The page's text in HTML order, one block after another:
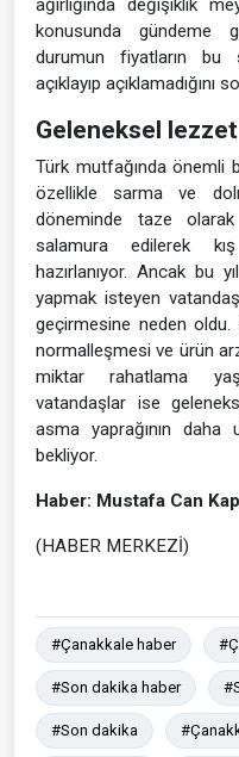
ağırlığında değişiklik
konusunda gündeme
durumun fiyatların bu
açıklayıp açıklamadığını
Geleneksel lezzet
Türk mutfağında önemli
özellikle sarma ve
döneminde taze
salamura edilerek
hazırlanıyor. Ancak bu
yapmak isteyen
geçirmesine neden oldu.
normalleşmesi ve ürün
miktar rahatlama
vatandaşlar ise
asma yaprağının daha
bekliyor.
Haber: Mustafa Can
(HABER MERKEZİ)
#Çanakkale haber
#Son dakika haber
#Son dakika